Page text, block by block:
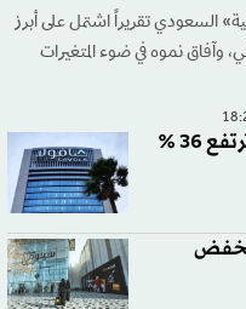
السعودي تقريراً اشتمل على أبرز
وآفاق نموه في ضوء المتغيرات
أرباح «مجموعة صافولا» السعودية ترتفع 36 %